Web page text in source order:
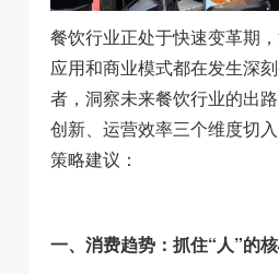
餐饮行业正处于快速变革期
应用和商业模式都在发生深
者，洞察未来餐饮行业的出
创新、运营效率三个维度切
策略建议：
一、消费趋势：抓住“人”的